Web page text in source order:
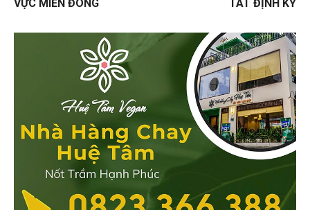
VỰC MIỀN ĐÔNG TÁT ĐỊNH KỲ